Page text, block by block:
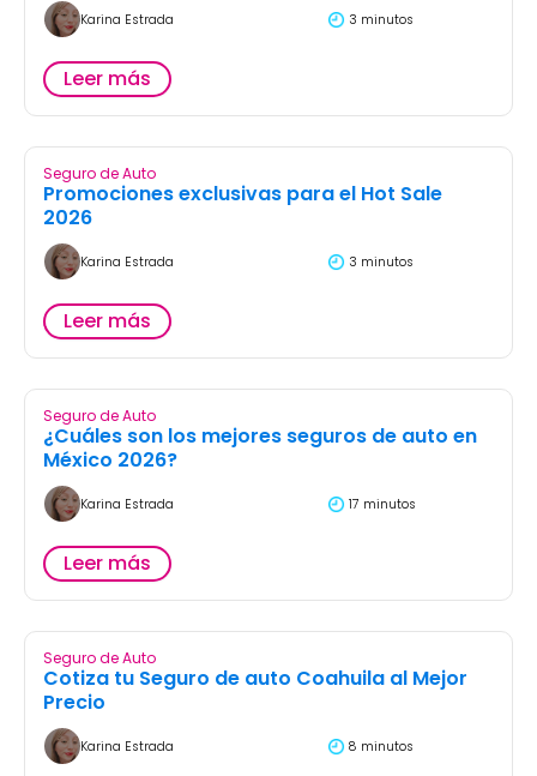
Karina Estrada 3 minutos
Leer más
Seguro de Auto
Promociones exclusivas para el Hot Sale
2026
Karina Estrada 3 minutos
Leer más
Seguro de Auto
¿Cuáles son los mejores seguros de auto en
México 2026?
Karina Estrada 17 minutos
Leer más
Seguro de Auto
Cotiza tu Seguro de auto Coahuila al Mejor
Precio
Karina Estrada 8 minutos